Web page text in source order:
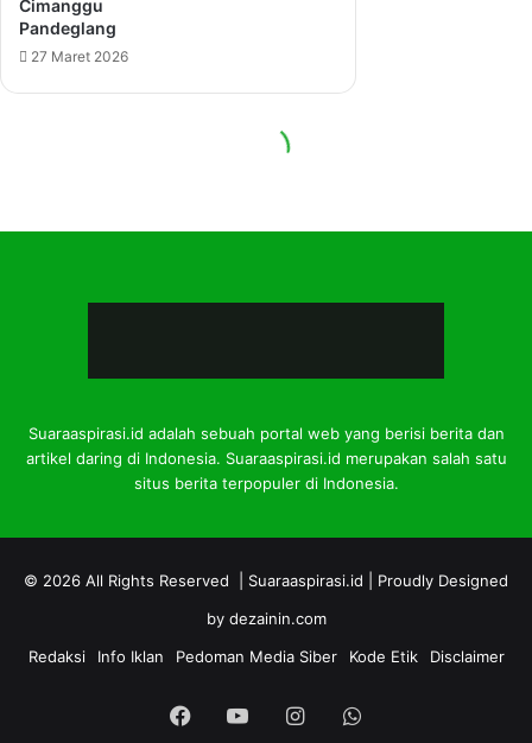
Suaraaspirasi.id adalah sebuah portal web yang berisi berita dan
artikel daring di Indonesia. Suaraaspirasi.id merupakan salah satu
situs berita terpopuler di Indonesia.
© 2026 All Rights Reserved | Suaraaspirasi.id | Proudly Designed
by dezainin.com
Redaksi
Info Iklan Pedoman Media Siber Kode Etik Disclaimer
FacebookYouTubeInstagramWhatsApp